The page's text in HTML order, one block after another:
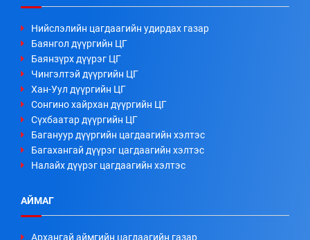
Нийслэлийн цагдаагийн удирдах газар
Баянгол дүүргийн ЦГ
Баянзүрх дүүрэг ЦГ
Чингэлтэй дүүргийн ЦГ
Хан-Уул дүүргийн ЦГ
Сонгино хайрхан дүүргийн ЦГ
Сүхбаатар дүүргийн ЦГ
Багануур дүүргийн цагдаагийн хэлтэс
Багахангай дүүрэг цагдаагийн хэлтэс
Налайх дүүрэг цагдаагийн хэлтэс
АЙМАГ
Архангай аймгийн цагдаагийн газар